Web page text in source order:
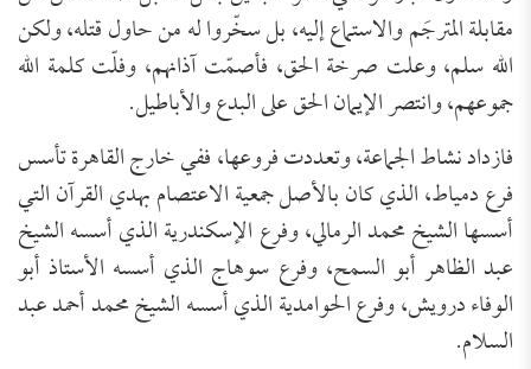
مقابلة المترجَم والاستماع إليه، بل سخّروا له من حاول قتله، ولكن
الله سلم، وعلت صرخة الحق، فأصمّت آذانهم، وفلّت كلمة الله
جموعهم، وانتصر الإيمان الحق على البدع والأباطيل.
فازداد نشاط الجماعة، وتعددت فروعها، ففي خارج القاهرة تأسس
فرع دمياط، الذي كان بالأصل جمعية الاعتصام بهدي القرآن التي
أسسها الشيخ محمد الرمالي، وفرع الإسكندرية الذي أسسه الشيخ
عبد الظاهر أبو السمح، وفرع سوهاج الذي أسسه الأستاذ أبو
الوفاء درويش، وفرع الحوامدية الذي أسسه الشيخ محمد أحمد عبد
السلام.